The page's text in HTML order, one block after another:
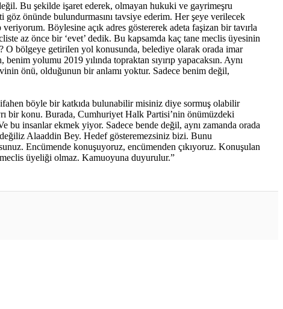
Bu şekilde işaret ederek, olmayan hukuki ve gayrimeşru
göz önünde bulundurmasını tavsiye ederim. Her şeye verilecek
Böylesine açık adres göstererek adeta faşizan bir tavırla
az önce bir ‘evet’ dedik. Bu kapsamda kaç tane meclis üyesinin
O bölgeye getirilen yol konusunda, belediye olarak orada imar
yolumu 2019 yılında topraktan sıyırıp yapacaksın. Aynı
önü, olduğunun bir anlamı yoktur. Sadece benim değil,
böyle bir katkıda bulunabilir misiniz diye sormuş olabilir
bir konu. Burada, Cumhuriyet Halk Partisi’nin önümüzdeki
bu insanlar ekmek yiyor. Sadece bende değil, aynı zamanda orada
Alaaddin Bey. Hedef gösteremezsiniz bizi. Bunu
Encümende konuşuyoruz, encümenden çıkıyoruz. Konuşulan
üyeliği olmaz. Kamuoyuna duyurulur.”